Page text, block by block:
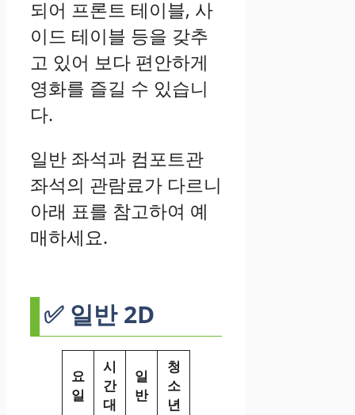
되어 프론트 테이블, 사
이드 테이블 등을 갖추
고 있어 보다 편안하게
영화를 즐길 수 있습니
다.
일반 좌석과 컴포트관
좌석의 관람료가 다르니
아래 표를 참고하여 예
매하세요.
✅ 일반 2D
요
일
시
간
대
일
반
청
소
년